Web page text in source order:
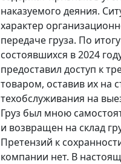
наказуемого деяния.
характер
передаче груза. По
состоявшихся в 2024
предоставил доступ к
товаром, оставив их на
техобслуживания на
Груз был мною
и возвращен на склад
Претензий к
компании нет. В